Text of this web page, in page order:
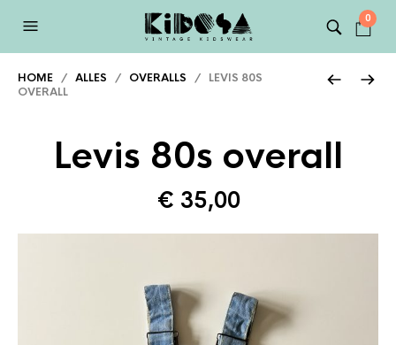
0
HOME / ALLES / OVERALLS / LEVIS 80S
OVERALL
Levis 80s overall
€ 35,00